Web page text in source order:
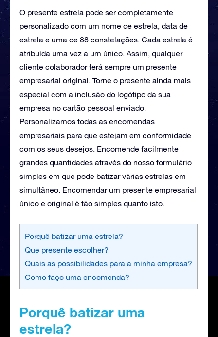
O presente estrela pode ser completamente
personalizado com um nome de estrela, data de
estrela e uma de 88 constelações. Cada estrela é
atribuída uma vez a um único. Assim, qualquer
cliente colaborador terá sempre um presente
empresarial original. Torne o presente ainda mais
especial com a inclusão do logótipo da sua
empresa no cartão pessoal enviado.
Personalizamos todas as encomendas
empresariais para que estejam em conformidade
com os seus desejos. Encomende facilmente
grandes quantidades através do nosso formulário
simples em que pode batizar várias estrelas em
simultâneo. Encomendar um presente empresarial
único e original é tão simples quanto isto.
Porquê batizar uma estrela?
Que presente escolher?
Quais as possibilidades para a minha empresa?
Como faço uma encomenda?
Porquê batizar uma
estrela?